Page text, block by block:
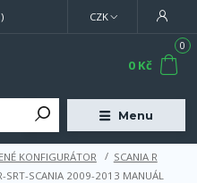
Menu
CZK
0
0 Kč
KONFIGURÁTOR
SCANIA R
SRT-SCANIA 2009-2013 MANUÁL